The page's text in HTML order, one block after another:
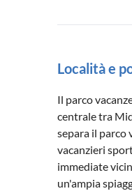
Località e
Il parco
centrale tra
separa il parco
vacanzieri
immediate
un'ampia